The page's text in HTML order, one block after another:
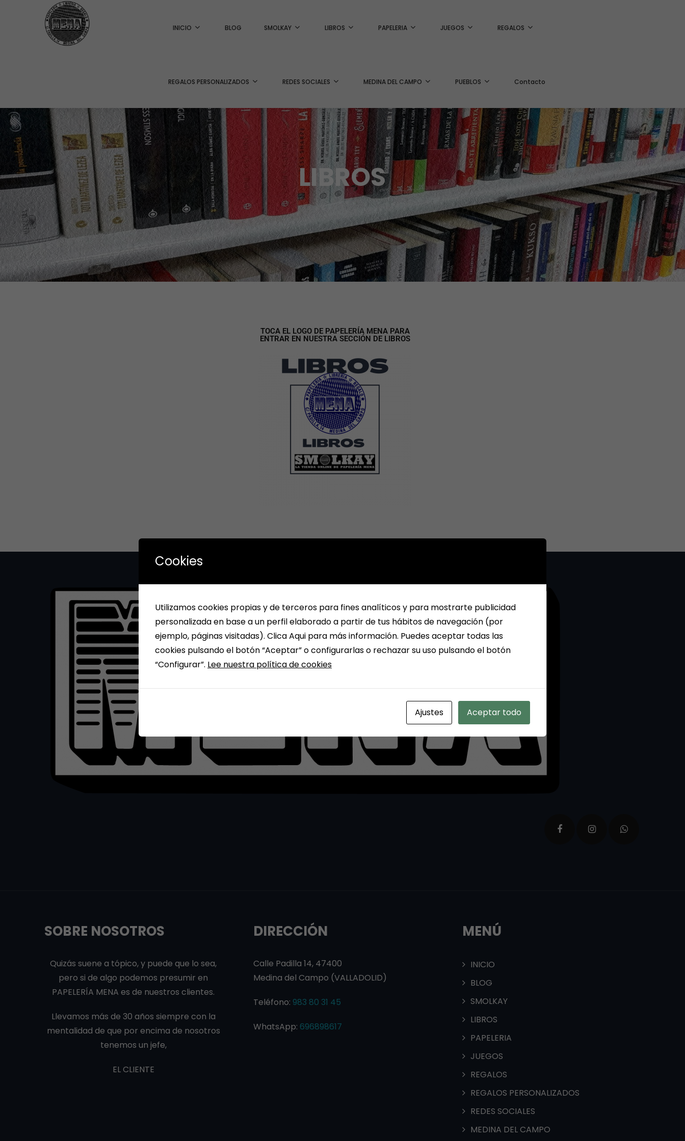
INICIO BLOG SMOLKAY LIBROS PAPELERIA JUEGOS REGALOS
REGALOS PERSONALIZADOS REDES SOCIALES MEDINA DEL CAMPO PUEBLOS Contacto
LIBROS
TOCA EL LOGO DE PAPELERÍA MENA PARA
ENTRAR EN NUESTRA SECCIÓN DE LIBROS
SOBRE NOSOTROS
Quizás suene a tópico, y puede que lo sea,
pero si de algo podemos presumir en
PAPELERÍA MENA es de nuestros clientes.
Llevamos más de 30 años siempre con la
mentalidad de que por encima de nosotros
tenemos un jefe,
EL CLIENTE
DIRECCIÓN
Calle Padilla 14, 47400
Medina del Campo (VALLADOLID)
Teléfono: 983 80 31 45
WhatsApp: 696898617
MENÚ
INICIO
BLOG
SMOLKAY
LIBROS
PAPELERIA
JUEGOS
REGALOS
REGALOS PERSONALIZADOS
REDES SOCIALES
MEDINA DEL CAMPO
Cookies
Utilizamos cookies propias y de terceros para fines analíticos y para mostrarte publicidad
personalizada en base a un perfil elaborado a partir de tus hábitos de navegación (por
ejemplo, páginas visitadas). Clica Aqui para más información. Puedes aceptar todas las
cookies pulsando el botón “Aceptar” o configurarlas o rechazar su uso pulsando el botón
“Configurar”. Lee nuestra política de cookies
Ajustes Aceptar todo